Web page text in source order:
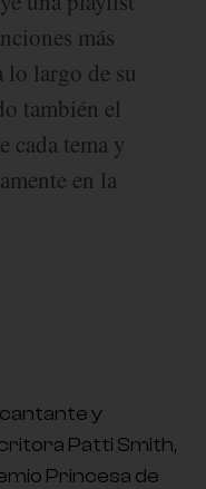
más
lo largo de su
también el
cada tema y
en la
y
Patti Smith,
Princesa de